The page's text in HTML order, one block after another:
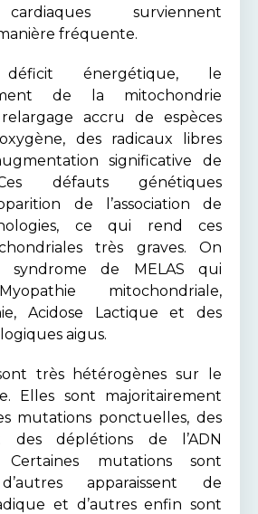
surviennent
fréquente.
énergétique, le
de la mitochondrie
accru de espèces
des radicaux libres
significative de
Ces défauts génétiques
de l’association de
ce qui rend ces
très graves. On
de MELAS qui
mitochondriale,
Acidose Lactique et des
aigus.
très hétérogènes sur le
Elles sont majoritairement
mutations ponctuelles, des
déplétions de l’ADN
Certaines mutations sont
apparaissent de
et d’autres enfin sont